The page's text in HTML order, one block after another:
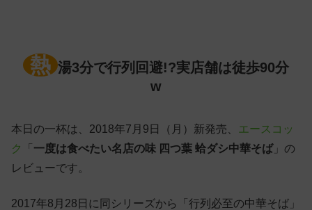
熱 湯3分で行列回避!?実店舗は徒歩90分
w
本日の一杯は、2018年7月9日（月）新発売、
エースコッ
ク
「 一度は食べたい名店の味 四つ葉 蛤ダシ中華そば」の
レビューです。
2017年8月28日に同シリーズから「行列必至の中華そば」